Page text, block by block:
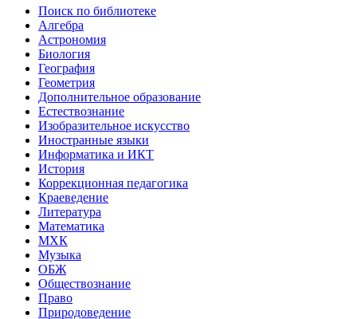
Поиск по библиотеке
Алгебра
Астрономия
Биология
География
Геометрия
Дополнительное образование
Естествознание
Изобразительное искусство
Иностранные языки
Информатика и ИКТ
История
Коррекционная педагогика
Краеведение
Литература
Математика
МХК
Музыка
ОБЖ
Обществознание
Право
Природоведение